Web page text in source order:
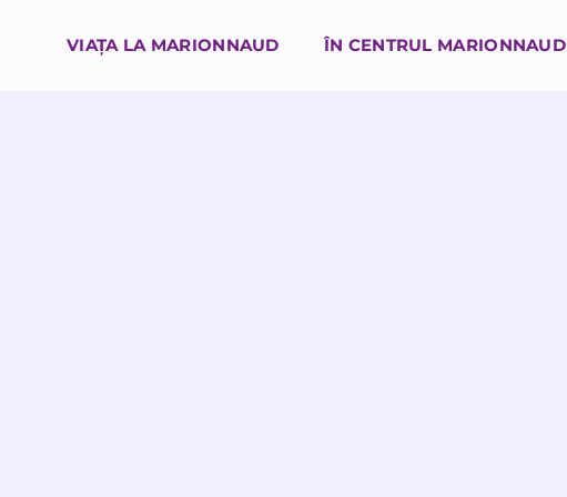
VIAȚA LA MARIONNAUD ÎN CENTRUL MARIONNAUD